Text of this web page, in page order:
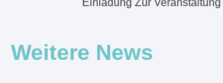
Weitere News